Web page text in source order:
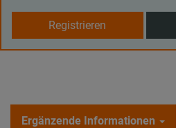
Registrieren
Ergänzende Informationen